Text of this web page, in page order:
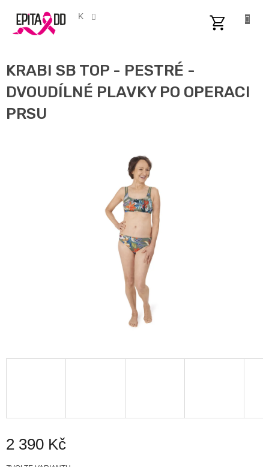
obsah
CZK
KRABI SB TOP - PESTRÉ -
DVOUDÍLNÉ PLAVKY PO OPERACI
PRSU
2 390 Kč
Měrná